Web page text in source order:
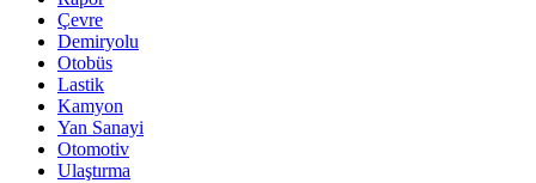
Çevre
Demiryolu
Otobüs
Lastik
Kamyon
Yan Sanayi
Otomotiv
Ulaştırma